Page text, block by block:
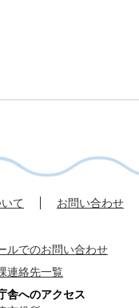
て お問い合わせ
ルでのお問い合わせ
連絡先一覧
舎へのアクセス